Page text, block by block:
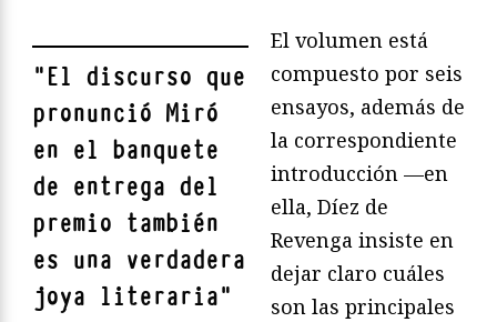
"El discurso que
pronunció Miró
en el banquete
de entrega del
premio también
es una verdadera
joya literaria"
El volumen está
compuesto por seis
ensayos, además de
la correspondiente
introducción —en
ella, Díez de
Revenga insiste en
dejar claro cuáles
son las principales